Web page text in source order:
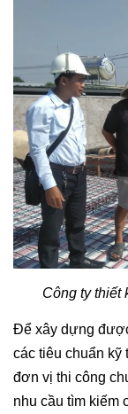
Công ty thiết
Để xây dựng
các tiêu chuẩn kỹ
đơn vị thi công
nhu cầu tìm kiếm